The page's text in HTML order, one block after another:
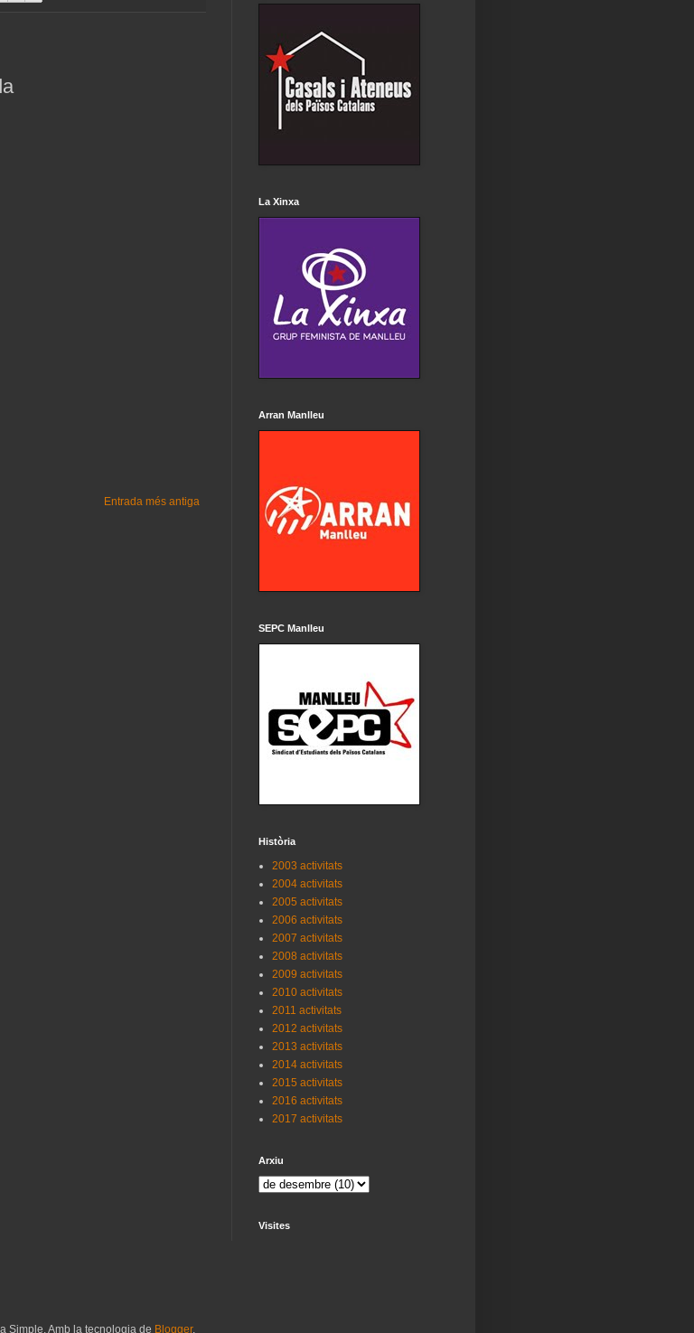
Entrada més antiga
La Xinxa
Arran Manlleu
SEPC Manlleu
Història
2003 activitats
2004 activitats
2005 activitats
2006 activitats
2007 activitats
2008 activitats
2009 activitats
2010 activitats
2011 activitats
2012 activitats
2013 activitats
2014 activitats
2015 activitats
2016 activitats
2017 activitats
Arxiu
Visites
Simple. Amb la tecnologia de Blogger.